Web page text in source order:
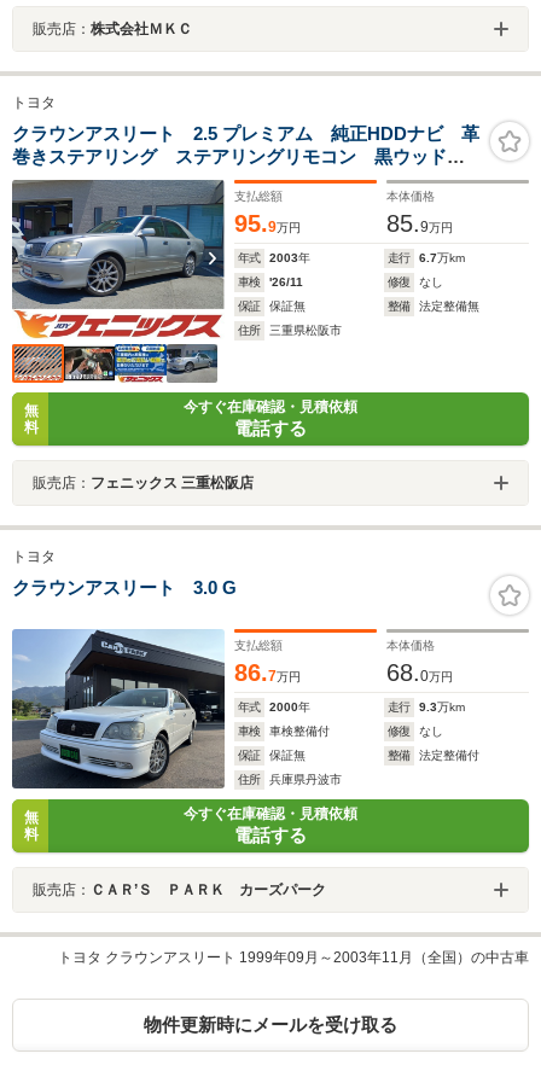
販売店： 株式会社ＭＫＣ
トヨタ
クラウンアスリート 2.5 プレミアム 純正HDDナビ 革
巻きステアリング ステアリングリモコン 黒ウッドパ
ネル 前席パワーシート HIDオートライト 黄色フォグ
ライト 電格ミラー ETC デュアルエアコン センタ
ーコンソール
支払総額
95.9万円
本体価格
85.9万円
年式 2003年 走行 6.7万km
車検
'26/11 修復
なし
保証
保証無 整備
法定整備無
住所
三重県松阪市
無
料
今すぐ在庫確認・見積依頼
電話する
販売店： フェニックス 三重松阪店
トヨタ
クラウンアスリート 3.0 G
支払総額
86.7万円
本体価格
68.0万円
年式 2000年 走行 9.3万km
車検
車検整備付 修復
なし
保証
保証無 整備
法定整備付
住所
兵庫県丹波市
無
料
今すぐ在庫確認・見積依頼
電話する
販売店： ＣＡＲ’Ｓ ＰＡＲＫ カーズパーク
トヨタ クラウンアスリート 1999年09月～2003年11月（全国）の中古車
物件更新時にメールを受け取る